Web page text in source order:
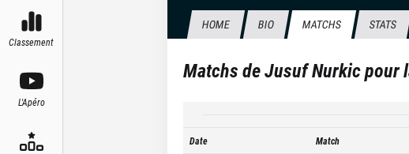
Classement
L'Apéro
HOME BIO MATCHS STATS
Matchs deJusuf Nurkicpour
Date Match